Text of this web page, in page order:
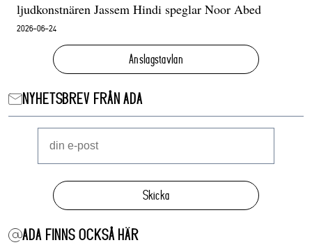
ljudkonstnären Jassem Hindi speglar Noor Abed
2026-06-24
Anslagstavlan
NYHETSBREV FRÅN ADA
Skicka
ADA FINNS OCKSÅ HÄR